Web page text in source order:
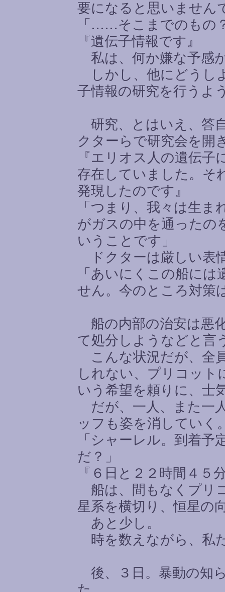
要になると思いません
「 ……そこまでのもの
『遺伝子情報です』
私は、何か嫌な予感
しかし、他にどうし
子情報の研究を行うよ
研究、とはいえ、答
クターらで研究会を開
『エリオス人の遺伝
存在していました。そ
発現したのです』
「つまり、我々は生
がガスの中を通ったの
いうことです」
ドクターは厳しい表
「あいにくこの船に
せん。今のところ対策
船の内部の治安は悪
て処分しようなどと言
こんな状況だが、全
しれない、プリコッ
いう希望を頼りに、士
だが、一人、また一
ッフも姿を消していく
「シャーレル。到着
だ？」
『６日と２２時間４５
船は、間もなくプリ
星系を横切り、恒星
あと少し。
時を数えながら、私
後、３日。暴動の知